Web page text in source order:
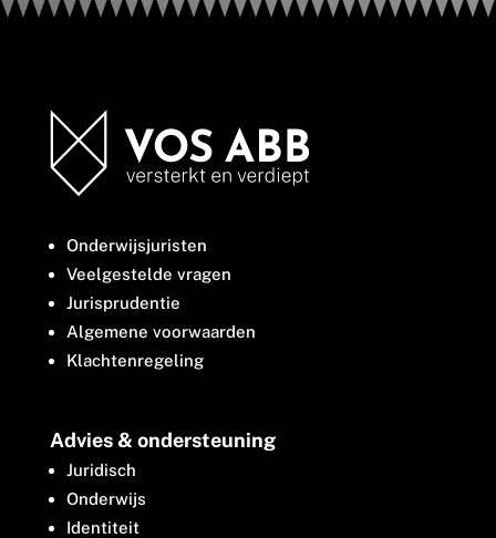
Onderwijsjuristen
Veelgestelde vragen
Jurisprudentie
Algemene voorwaarden
Klachtenregeling
Advies & ondersteuning
Juridisch
Onderwijs
Identiteit